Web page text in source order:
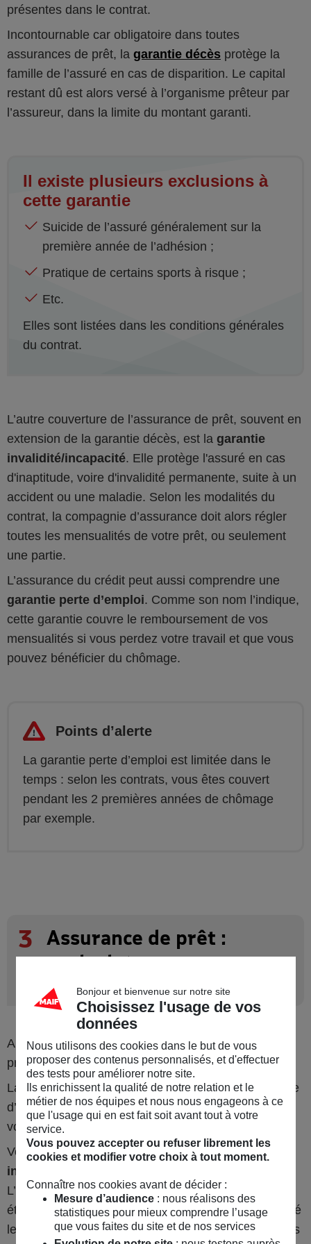
présentes dans le contrat.
Incontournable car obligatoire dans toutes
assurances de prêt, la garantie décès protège la
famille de l’assuré en cas de disparition. Le capital
restant dû est alors versé à l’organisme prêteur par
l’assureur, dans la limite du montant garanti.
Il existe plusieurs exclusions à
cette garantie
Suicide de l’assuré généralement sur la
première année de l’adhésion ;
Pratique de certains sports à risque ;
Etc.
Elles sont listées dans les conditions générales
du contrat.
L’autre couverture de l’assurance de prêt, souvent en
extension de la garantie décès, est la garantie
invalidité/incapacité. Elle protège l'assuré en cas
d'inaptitude, voire d'invalidité permanente, suite à un
accident ou une maladie. Selon les modalités du
contrat, la compagnie d’assurance doit alors régler
toutes les mensualités de votre prêt, ou seulement
une partie.
L’assurance du crédit peut aussi comprendre une
garantie perte d’emploi. Comme son nom l’indique,
cette garantie couvre le remboursement de vos
mensualités si vous perdez votre travail et que vous
pouvez bénéficier du chômage.
Points d’alerte
La garantie perte d’emploi est limitée dans le
temps : selon les contrats, vous êtes couvert
pendant les 2 premières années de chômage
par exemple.
3
Assurance de prêt :
contrat groupe ou
délégation d’assurance ?
Au moment de contracter une assurance pour votre
prêt, vous aurez le choix entre 2 options.
La première est l’ assurance groupe: c’est une offre
d’assurance collective proposée par la banque où
vous empruntez.
Votre seconde option peut être l’assurance
individuelle ou
L’assurance est alors prise en charge par un
établissement autre que celui où vous avez contracté
le prêt. La délégation d’assurance présente plusieurs
Bonjour et bienvenue sur notre site
Choisissez l'usage de vos
données
Nous utilisons des cookies dans le but de vous
proposer des contenus personnalisés, et d'effectuer
des tests pour améliorer notre site.
Ils enrichissent la qualité de notre relation et le
métier de nos équipes et nous nous engageons à ce
que l'usage qui en est fait soit avant tout à votre
service.
Vous pouvez accepter ou refuser librement les
cookies et modifier votre choix à tout moment.
Connaître nos cookies avant de décider :
Mesure d’audience: nous réalisons des
statistiques pour mieux comprendre l’usage
que vous faites du site et de nos services